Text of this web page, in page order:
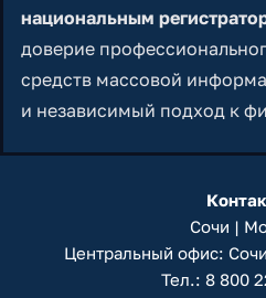
национальным
доверие
средств массовой
и независимый подход к
Сочи |
Центральный офис:
Тел.: 8 800